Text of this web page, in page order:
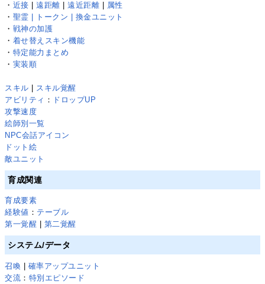
・ 近接 |遠距離 |遠近距離
属性
・ 聖霊 | トークン | 換金ユニット
・ 戦神の加護
・ 着せ替えスキン機能
・ 特定能力まとめ
・ 実装順
スキル
スキル覚醒
アビリティ ： ドロップUP
攻撃速度
絵師別一覧
NPC会話アイコン
ドット絵
敵ユニット
育成関連
育成要素
経験値 ： テーブル
第一覚醒
第二覚醒
システム/データ
召喚 | 確率アップユニット
交流 ： 特別エピソード